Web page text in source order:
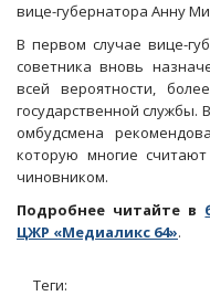
вице-губернатора Анну
В первом случае вице-
советника вновь
всей вероятности,
государственной службы.
омбудсмена
которую многие
чиновником.
Подробнее читайте в
ЦЖР «Медиаликс 64».
Теги: